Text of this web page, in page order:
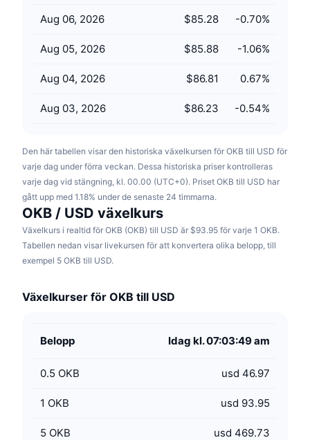
ICO-kalender
Aug 06, 2026 $85.28 -0.70%
Aug 05, 2026 $85.88 -1.06%
Aug 04, 2026 $86.81 0.67%
Aug 03, 2026 $86.23 -0.54%
Den här tabellen visar den historiska växelkursen för OKB till USD för
varje dag under förra veckan. Dessa historiska priser kontrolleras
varje dag vid stängning, kl. 00.00 (UTC+0). Priset OKB till USD har
gått upp med 1.18% under de senaste 24 timmarna.
OKB / USD växelkurs
Växelkurs i realtid för OKB (OKB) till USD är $93.95 för varje 1 OKB.
Tabellen nedan visar livekursen för att konvertera olika belopp, till
exempel 5 OKB till USD.
Växelkurser för OKB till USD
Belopp Idag kl. 07:03:49 am
0.5 OKB usd 46.97
1 OKB usd 93.95
5 OKB usd 469.73